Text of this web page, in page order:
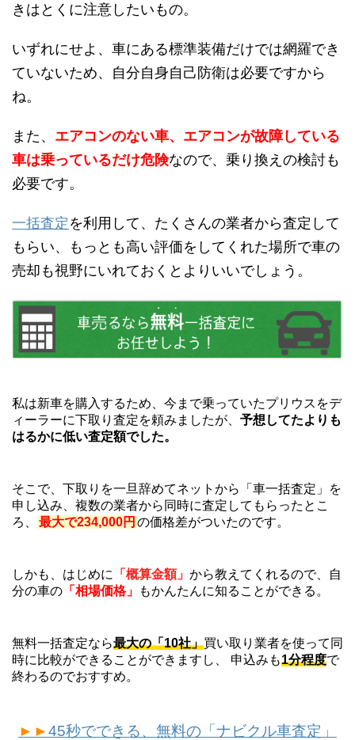
きはとくに注意したいもの。
いずれにせよ、車にある標準装備だけでは網羅でき
ていないため、自分自身自己防衛は必要ですから
ね。
また、 エアコンのない車、エアコンが故障している
車は乗っているだけ危険なので、乗り換えの検討も
必要です。
一括査定 を利用して、たくさんの業者から査定して
もらい、もっとも高い評価をしてくれた場所で車の
売却も視野にいれておくとよりいいでしょう。
私は新車を購入するため、今まで乗っていたプリウスをデ
ィーラーに下取り査定を頼みましたが、 予想してたよりも
はるかに低い査定額でした。
そこで、下取りを一旦辞めてネットから「車一括査定」を
申し込み、複数の業者から同時に査定してもらったとこ
ろ、
最大で234,000円 の価格差がついたのです。
しかも、はじめに 「概算金額」 から教えてくれるので、自
分の車の 「相場価格」 もかんたんに知ることができる。
無料一括査定なら最大の「10社」買い取り業者を使って同
時に比較ができることができますし、 申込みも1分程度で
終わるのでおすすめ。
►►45秒でできる、無料の「ナビクル車査定」